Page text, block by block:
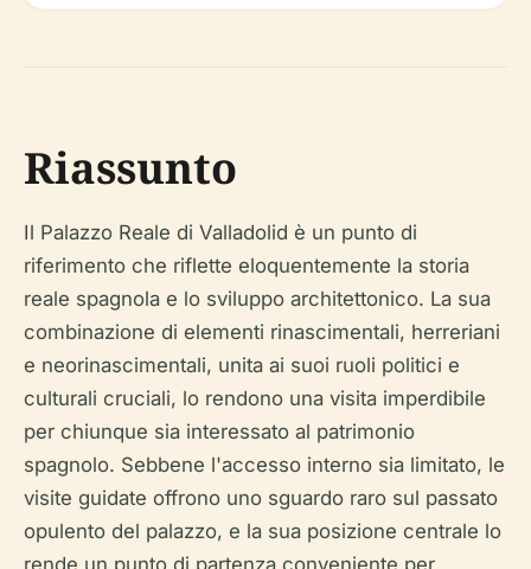
Riassunto
Il Palazzo Reale di Valladolid è un punto di
riferimento che riflette eloquentemente la storia
reale spagnola e lo sviluppo architettonico. La sua
combinazione di elementi rinascimentali, herreriani
e neorinascimentali, unita ai suoi ruoli politici e
culturali cruciali, lo rendono una visita imperdibile
per chiunque sia interessato al patrimonio
spagnolo. Sebbene l'accesso interno sia limitato, le
visite guidate offrono uno sguardo raro sul passato
opulento del palazzo, e la sua posizione centrale lo
rende un punto di partenza conveniente per